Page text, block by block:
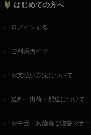
はじめての方へ
ログインする
ご利用ガイド
お支払い方法について
送料・出荷・配送について
お中元・お歳暮ご贈答マナー